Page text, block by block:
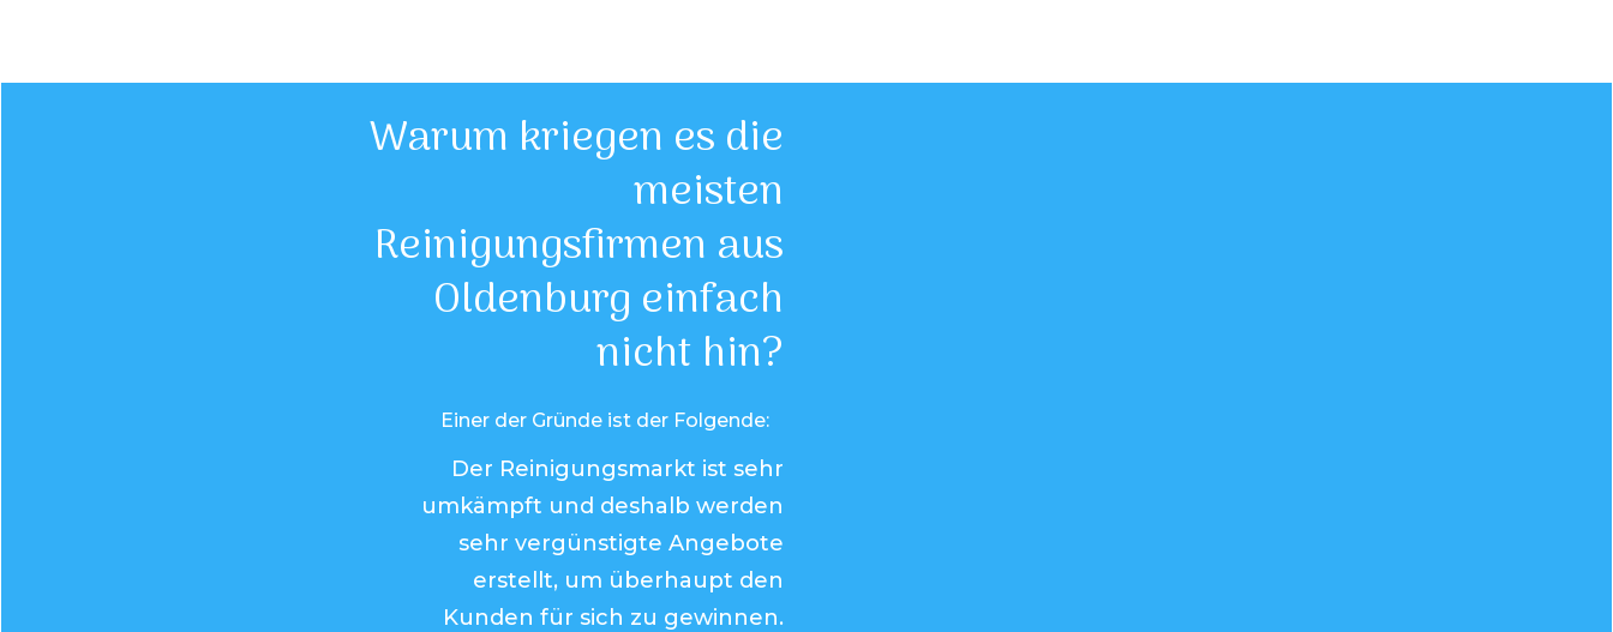
Warum kriegen es die
meisten
Reinigungsfirmen aus
Oldenburg einfach
nicht hin?
Einer der Gründe ist der Folgende:
Der Reinigungsmarkt ist sehr
umkämpft und deshalb werden
sehr vergünstigte Angebote
erstellt, um überhaupt den
Kunden für sich zu gewinnen.